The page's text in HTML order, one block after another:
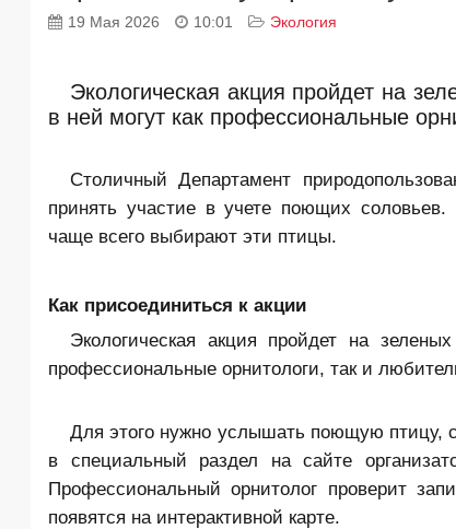
19 Мая 2026 10:01 Экология
Экологическая акция пройдет на
в ней могут как профессиональные
Столичный Департамент
принять участие в учете поющих
чаще всего выбирают эти птицы.
Как присоединиться к акции
Экологическая акция пройдет на
профессиональные орнитологи, так и
Для этого нужно услышать поющую птицу,
в специальный раздел на сайте
Профессиональный орнитолог проверит
появятся на интерактивной карте.